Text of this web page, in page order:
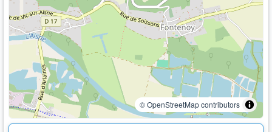
© OpenStreetMap contributors